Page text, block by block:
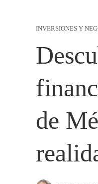
INVERSIONES Y
de